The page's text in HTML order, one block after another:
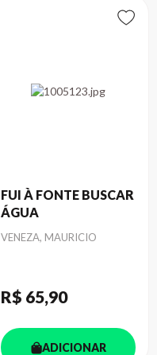
FUI À FONTE BUSCAR
ÁGUA
Autor
VENEZA, MAURICIO
R$ 65,90
ADICIONAR